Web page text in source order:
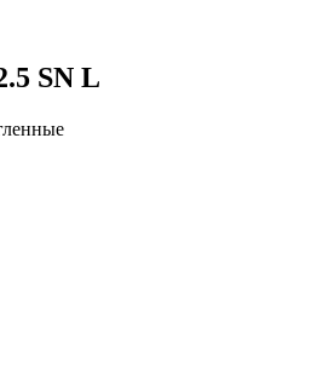
SN L